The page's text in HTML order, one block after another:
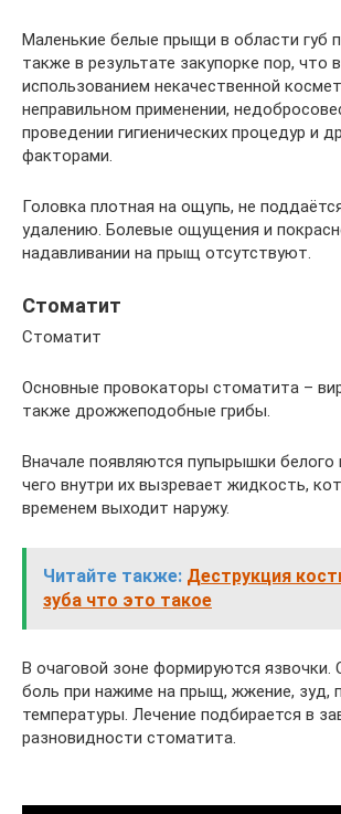
Маленькие белые прыщи в области губ
также в результате закупорке пор, что
использованием некачественной
неправильном применении,
проведении гигиенических процедур и
факторами.
Головка плотная на ощупь, не
удалению. Болевые ощущения и
надавливании на прыщ отсутствуют.
Стоматит
Стоматит
Основные провокаторы стоматита –
также дрожжеподобные грибы.
Вначале появляются пупырышки белого
чего внутри их вызревает жидкость,
временем выходит наружу.
Читайте также: Деструкция
зуба что это такое
В очаговой зоне формируются язвочки.
боль при нажиме на прыщ, жжение, зуд,
температуры. Лечение подбирается в
разновидности стоматита.